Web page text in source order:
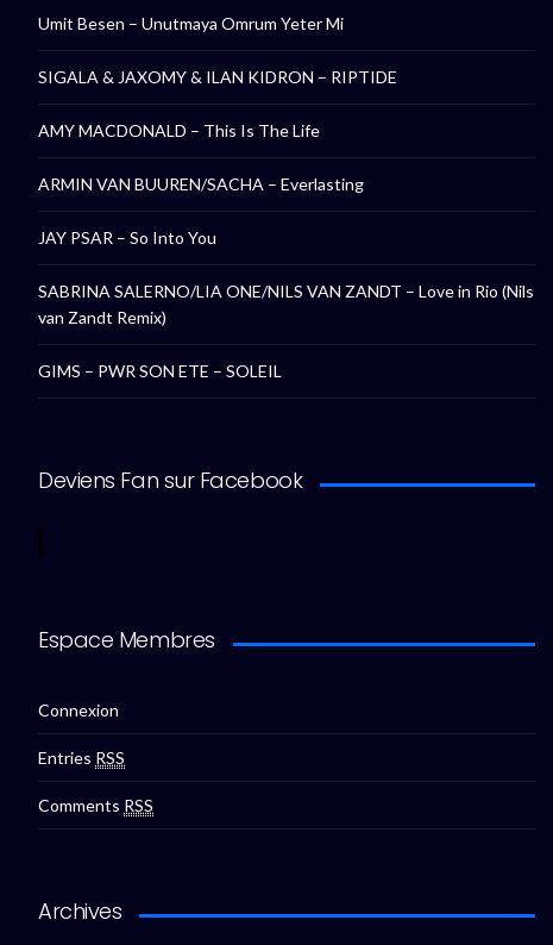
Umit Besen – Unutmaya Omrum Yeter Mi
SIGALA & JAXOMY & ILAN KIDRON – RIPTIDE
AMY MACDONALD – This Is The Life
ARMIN VAN BUUREN/SACHA – Everlasting
JAY PSAR – So Into You
SABRINA SALERNO/LIA ONE/NILS VAN ZANDT – Love in Rio (Nils
van Zandt Remix)
GIMS – PWR SON ETE – SOLEIL
Deviens Fan sur Facebook
Espace Membres
Connexion
Entries RSS
Comments RSS
Archives